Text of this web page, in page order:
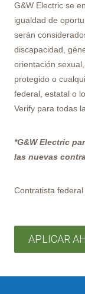
G&W Electric se
igualdad de
serán
discapacidad,
orientación
protegido o
federal, estatal o
Verify para todas
*G&W Electric
las nuevas
Contratista federal
APLICAR